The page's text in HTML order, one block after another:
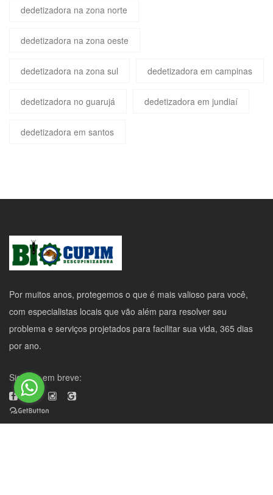
dedetizadora na zona norte
dedetizadora na zona oeste
dedetizadora na zona sul dedetizadora em campinas
dedetizadora no guarujá dedetizadora em jundiaí
dedetizadora em santos
Por muitos anos, protegemos o que é mais valioso para você,
com especialistas locais que vão além para resolver seu
problema e serviços projetados para facilitar sua vida, 365 dias
por ano.
Siganos em breve: